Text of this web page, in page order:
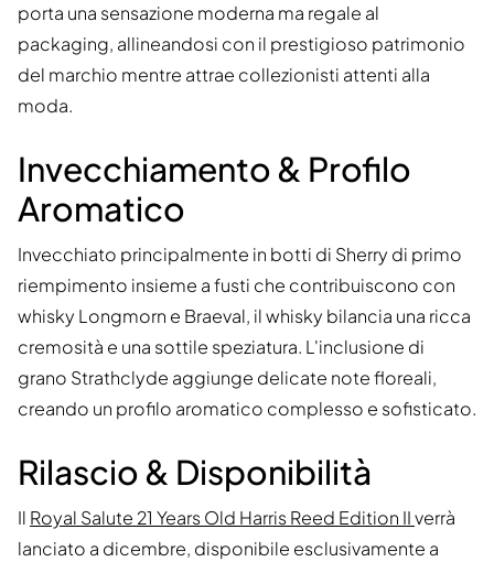
porta una sensazione moderna ma regale al
packaging, allineandosi con il prestigioso patrimonio
del marchio mentre attrae collezionisti attenti alla
moda.
Invecchiamento & Profilo
Aromatico
Invecchiato principalmente in botti di Sherry di primo
riempimento insieme a fusti che contribuiscono con
whisky Longmorn e Braeval, il whisky bilancia una ricca
cremosità e una sottile speziatura. L'inclusione di
grano Strathclyde aggiunge delicate note floreali,
creando un profilo aromatico complesso e sofisticato.
Rilascio & Disponibilità
Il Royal Salute 21 Years Old Harris Reed Edition IIverrà
lanciato a dicembre, disponibile esclusivamente a